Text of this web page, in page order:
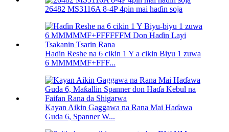
26482 MS3116A 8-4P 4pin mai haɗin soja
Haɗin Reshe na 6 cikin 1 Y a cikin Biyu 1 zuwa
6 MMMMMF+FFF...
Kayan Aikin Gaggawa na Rana Mai Haɗawa
Guda 6, Spanner W...